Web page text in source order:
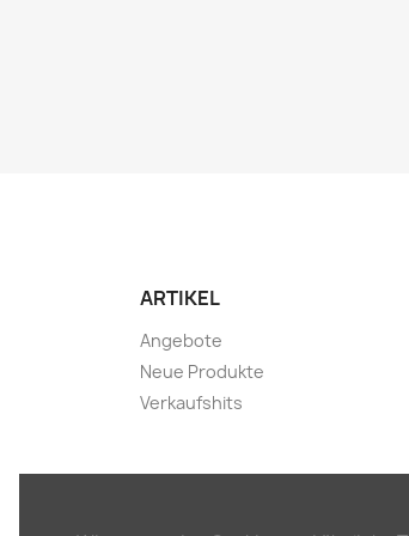
ARTIKEL
Angebote
Neue Produkte
Verkaufshits